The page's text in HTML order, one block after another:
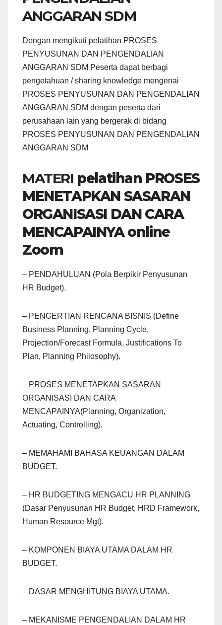
ANGGARAN SDM
Dengan mengikuti pelatihan PROSES
PENYUSUNAN DAN PENGENDALIAN
ANGGARAN SDM Peserta dapat berbagi
pengetahuan / sharing knowledge mengenai
PROSES PENYUSUNAN DAN PENGENDALIAN
ANGGARAN SDM dengan peserta dari
perusahaan lain yang bergerak di bidang
PROSES PENYUSUNAN DAN PENGENDALIAN
ANGGARAN SDM
MATERI pelatihan PROSES
MENETAPKAN SASARAN
ORGANISASI DAN CARA
MENCAPAINYA online
Zoom
– PENDAHULUAN (Pola Berpikir Penyusunan
HR Budget).
– PENGERTIAN RENCANA BISNIS (Define
Business Planning, Planning Cycle,
Projection/Forecast Formula, Justifications To
Plan, Planning Philosophy).
– PROSES MENETAPKAN SASARAN
ORGANISASI DAN CARA
MENCAPAINYA(Planning, Organization,
Actuating, Controlling).
– MEMAHAMI BAHASA KEUANGAN DALAM
BUDGET.
– HR BUDGETING MENGACU HR PLANNING
(Dasar Penyusunan HR Budget, HRD Framework,
Human Resource Mgt).
– KOMPONEN BIAYA UTAMA DALAM HR
BUDGET.
– DASAR MENGHITUNG BIAYA UTAMA.
– MEKANISME PENGENDALIAN DALAM HR